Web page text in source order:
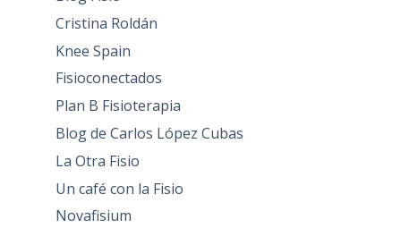
Cristina Roldán
Knee Spain
Fisioconectados
Plan B Fisioterapia
Blog de Carlos López Cubas
La Otra Fisio
Un café con la Fisio
Novafisium